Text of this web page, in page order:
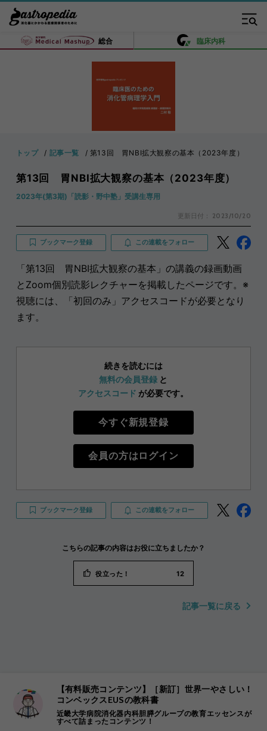
総合 臨床内科
トップ 記事一覧 第13回 胃NBI拡大観察の基本（2023年度）
第13回 胃NBI拡大観察の基本（2023年度）
2023年(第3期)「読影・野中塾」受講生専用
更新日付： 2023/10/20
ブックマーク登録 この連載をフォロー
「第13回 胃NBI拡大観察の基本」の講義の録画動画
とZoom個別読影レクチャーを掲載したページです。※
視聴には、「初回のみ」アクセスコードが必要となり
ます。
続きを読むには
無料の会員登録 と
アクセスコード が必要です。
今すぐ新規登録
会員の方はログイン
ブックマーク登録 この連載をフォロー
こちらの記事の内容はお役に立ちましたか？
役立った！ 12
記事一覧に戻る
【有料販売コンテンツ】［新訂］世界一やさしい！
コンベックスEUSの教科書
近畿大学病院消化器内科胆膵グループの教育エッセンスが
すべて詰まったコンテンツ！